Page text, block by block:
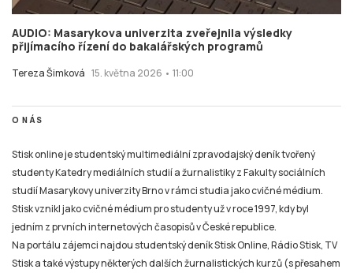
AUDIO: Masarykova univerzita zveřejnila výsledky
přijímacího řízení do bakalářských programů
Tereza Šimková 15. května 2026 • 11:00
O NÁS
Stisk online je studentský multimediální zpravodajský deník tvořený
studenty Katedry mediálních studií a žurnalistiky z Fakulty sociálních
studií Masarykovy univerzity Brno v rámci studia jako cvičné médium.
Stisk vznikl jako cvičné médium pro studenty už v roce 1997, kdy byl
jedním z prvních internetových časopisů v České republice.
Na portálu zájemci najdou studentský deník Stisk Online, Rádio Stisk, TV
Stisk a také výstupy některých dalších žurnalistických kurzů (s přesahem